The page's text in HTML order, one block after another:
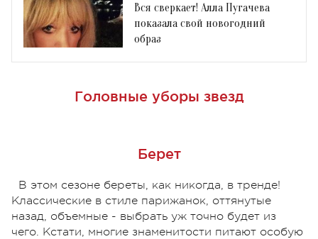
Вся сверкает! Алла Пугачева
показала свой новогодний
образ
Головные уборы звезд
Берет
В этом сезоне береты, как никогда, в тренде!
Классические в стиле парижанок, оттянутые
назад, объемные - выбрать уж точно будет из
чего. Кстати, многие знаменитости питают особую